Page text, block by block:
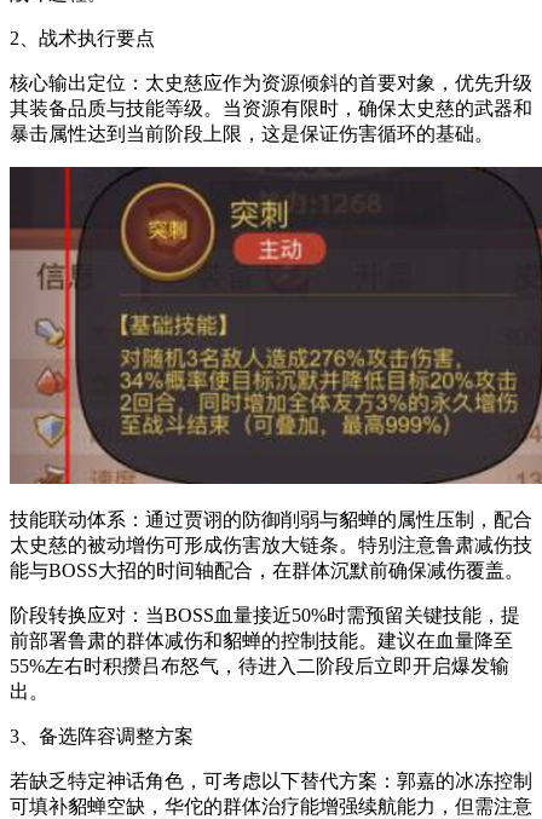
2、战术执行要点
核心输出定位：太史慈应作为资源倾斜的首要对象，优先升级
其装备品质与技能等级。当资源有限时，确保太史慈的武器和
暴击属性达到当前阶段上限，这是保证伤害循环的基础。
技能联动体系：通过贾诩的防御削弱与貂蝉的属性压制，配合
太史慈的被动增伤可形成伤害放大链条。特别注意鲁肃减伤技
能与BOSS大招的时间轴配合，在群体沉默前确保减伤覆盖。
阶段转换应对：当BOSS血量接近50%时需预留关键技能，提
前部署鲁肃的群体减伤和貂蝉的控制技能。建议在血量降至
55%左右时积攒吕布怒气，待进入二阶段后立即开启爆发输
出。
3、备选阵容调整方案
若缺乏特定神话角色，可考虑以下替代方案：郭嘉的冰冻控制
可填补貂蝉空缺，华佗的群体治疗能增强续航能力，但需注意